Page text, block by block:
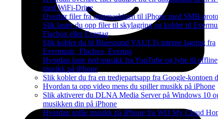
med WiFi-Drive
Overfør filer fra datamaskinen til iPhone med SMB-
Slik laster du opp filer til skylagring og kobler til
Flacbox eller Evertag
Slik kobler du til Bluesound VAULTs interne lagring fra
Evermusic, Flacbox, Evertag
Hvordan laste ned musikk fra YouTube og lytte til offline
musikk på iPhone
Slik kobler du fra en tredjepartsapp fra Google-kontoen
Hvordan ta opp video mens du spiller musikk på iPhone
Slik aktiverer du DLNA Media Server på Windows 10
musikken din på iPhone
Hvordan spille musikk på iPhone fra WD My Cloud